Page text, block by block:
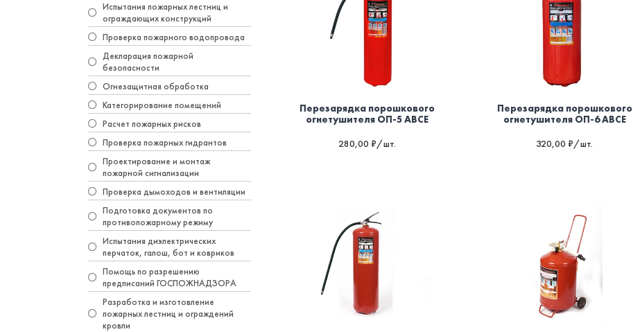
Испытания пожарных лестниц и
ограждающих конструкций
Проверка пожарного водопровода
Декларация пожарной
безопасности
Огнезащитная обработка
Категорирование помещений
Расчет пожарных рисков
Проверка пожарных гидрантов
Проектирование и монтаж
пожарной сигнализации
Проверка дымоходов и вентиляции
Подготовка документов по
противопожарному режиму
Испытания диэлектрических
перчаток, галош, бот и ковриков
Помощь по разрешению
предписаний ГОСПОЖНАДЗОРА
Разработка и изготовление
пожарных лестниц и ограждений
кровли
Перезарядка порошкового
огнетушителя ОП-5 ABCE
280,00 ₽/шт.
Перезарядка порошкового
огнетушителя ОП-6 ABCE
320,00 ₽/шт.